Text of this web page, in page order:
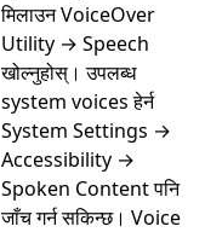
मिलाउन VoiceOver
Utility → Speech
खोल्नुहोस्। उपलब्ध
system voices हेर्न
System Settings →
Accessibility →
Spoken Content पनि
जाँच गर्न सकिन्छ। Voice